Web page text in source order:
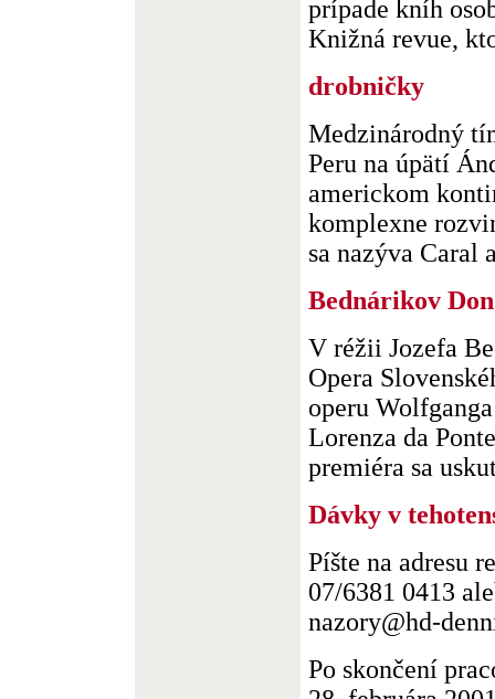
prípade kníh
Knižná revue,
drobničky
Medzinárodný
Peru na úpätí
americkom
komplexne
sa nazýva Caral
Bednárikov
V réžii Jozefa
Opera
operu
Lorenza da
premiéra sa
Dávky v
Píšte na adresu
07/6381 0413
nazory@hd-
Po skončení